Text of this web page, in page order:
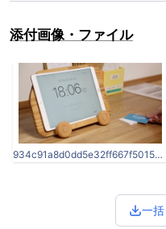
添付画像・ファイル
934c91a8d0dd5e32ff667f5015a42827.jpg
一